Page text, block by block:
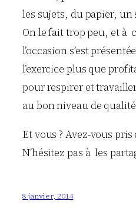
les sujets, du papier,
On le fait trop peu, et à
l’occasion s’est
l’exercice plus que
pour respirer et
au bon niveau de
Et vous ? Avez-vous
N’hésitez pas à les
8 janvier, 2014